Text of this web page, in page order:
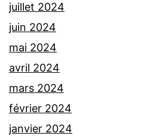
juillet 2024
juin 2024
mai 2024
avril 2024
mars 2024
février 2024
janvier 2024